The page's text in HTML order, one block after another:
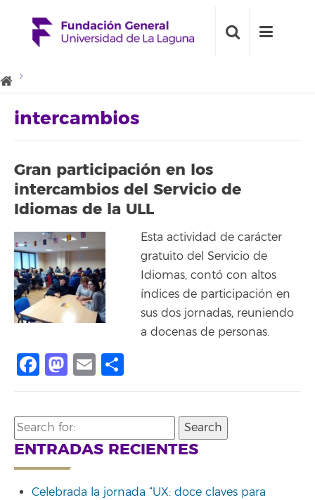
intercambios
Gran participación en los
intercambios del Servicio de
Idiomas de la ULL
Esta actividad de carácter
gratuito del Servicio de
Idiomas, contó con altos
índices de participación en
sus dos jornadas, reuniendo
a docenas de personas.
Facebook
Mastodon
Email
Search
for:
ENTRADAS RECIENTES
Celebrada la jornada “UX: doce claves para